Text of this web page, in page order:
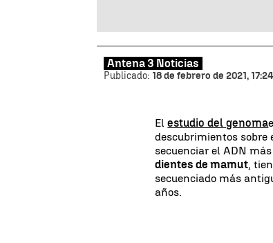
Antena 3 Noticias
Publicado: 18 de febrero de 2021, 17:24
Elestudio del genoma
descubrimientos sobre
secuenciar el ADN
dientes de mamut,
secuenciado más
años.